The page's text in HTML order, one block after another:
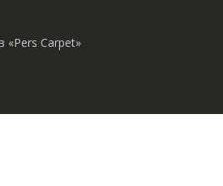
«Pers Carpet»